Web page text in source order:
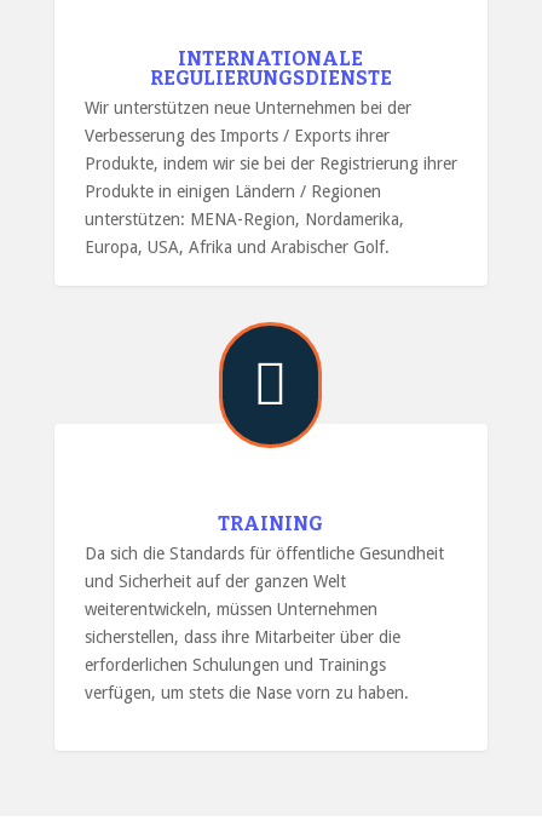
INTERNATIONALE
REGULIERUNGSDIENSTE
Wir unterstützen neue Unternehmen bei der
Verbesserung des Imports / Exports ihrer
Produkte, indem wir sie bei der Registrierung ihrer
Produkte in einigen Ländern / Regionen
unterstützen: MENA-Region, Nordamerika,
Europa, USA, Afrika und Arabischer Golf.

TRAINING
Da sich die Standards für öffentliche Gesundheit
und Sicherheit auf der ganzen Welt
weiterentwickeln, müssen Unternehmen
sicherstellen, dass ihre Mitarbeiter über die
erforderlichen Schulungen und Trainings
verfügen, um stets die Nase vorn zu haben.